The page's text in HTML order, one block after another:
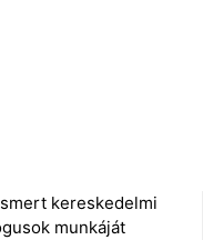
kereskedelmi
munkáját